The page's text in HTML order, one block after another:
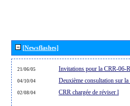
[Newsflashes]
21/06/05 Invitations pour la CRR-06-
04/10/04 Deuxième consultation sur
02/08/04 CRR chargée de réviser l